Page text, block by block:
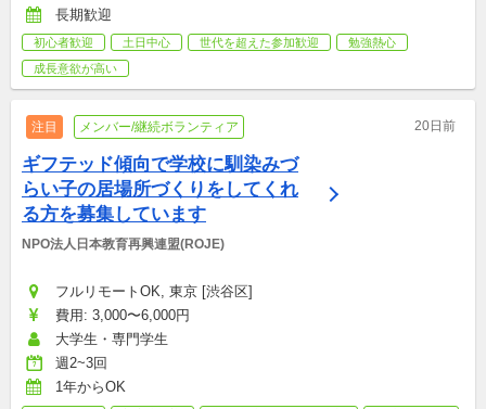
長期歓迎
初心者歓迎 土日中心 世代を超えた参加歓迎
勉強熱心
成長意欲が高い
注目 メンバー/継続ボランティア 20日前
ギフテッド傾向で学校に馴染みづ
らい子の居場所づくりをしてくれ
る方を募集しています
NPO法人日本教育再興連盟(ROJE)
フルリモートOK, 東京 [渋谷区]
費用: 3,000〜6,000円
大学生・専門学生
週2~3回
1年からOK